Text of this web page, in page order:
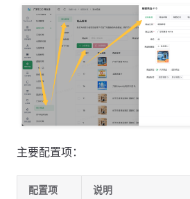
主要配置项：
配置项 说明